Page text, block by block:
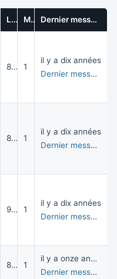
Lectures Messages Dernier message
8 153 1
il y a dix années
Dernier message
8 827 1
il y a dix années
Dernier message
9 023 1
il y a dix années
Dernier message
8 610 1
il y a onze années
Dernier message